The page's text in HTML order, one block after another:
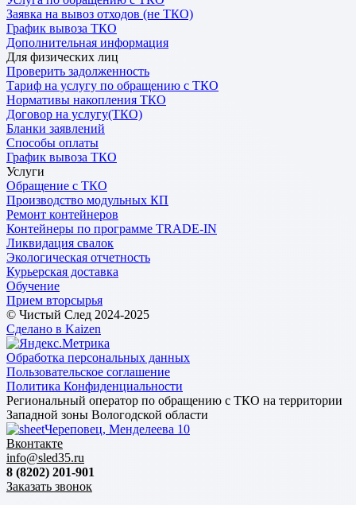
Заявка на вывоз отходов (не ТКО)
График вывоза ТКО
Дополнительная информация
Для физических лиц
Проверить задолженность
Тариф на услугу по обращению с ТКО
Нормативы накопления ТКО
Договор на услугу(ТКО)
Бланки заявлений
Способы оплаты
График вывоза ТКО
Услуги
Обращение с ТКО
Производство модульных КП
Ремонт контейнеров
Контейнеры по программе TRADE-IN
Ликвидация свалок
Экологическая отчетность
Курьерская доставка
Обучение
Прием вторсырья
© Чистый След 2024-2025
Сделано в Kaizen
Обработка персональных данных
Пользовательское соглашение
Политика Конфиденциальности
Региональный оператор по обращению с ТКО на территории
Западной зоны Вологодской области
Череповец, Менделеева 10
Вконтакте
info@sled35.ru
8 (8202) 201-901
Заказать звонок